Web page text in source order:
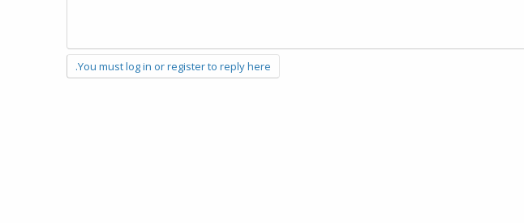
You must log in or register to reply here.